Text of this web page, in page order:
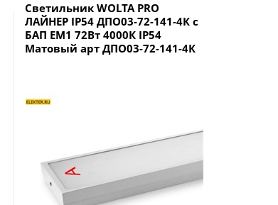
Светильник WOLTA PRO
ЛАЙНЕР IP54 ДПО03-72-141-4К с
БАП EM1 72Вт 4000К IP54
Матовый арт ДПО03-72-141-4К